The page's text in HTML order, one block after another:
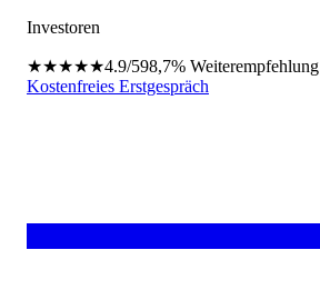
Investoren
★★★★★4.9/598,7% Weiterempfehlung
Kostenfreies Erstgespräch